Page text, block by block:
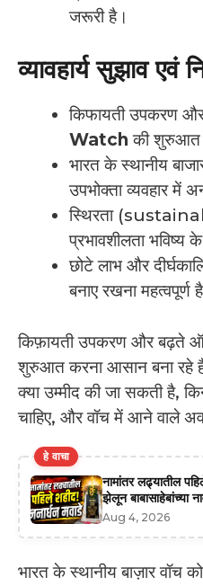
जरूरी है।
व्यावहार्य सुझाव एवं
किफायती उपकरण
Watch की शुरुआत
भारत के स्थानीय
उपभोक्ता व्यवहार में
स्थिरता
प्रभावशीलता भविष्य
छोटे लाभ और
बनाए रखना महत्वपूर्ण
किफ़ायती उपकरण और बढ़ते
शुरुआत करना आसान बना रहे
क्या उम्मीद की जा सकती है,
चाहिए, और वॉच में आने वाले
हे वाचा
नामांतर लढ्यातील
झेलून बाबासाहेबांच्या
Aug 4, 2026
भारत के स्थानीय बाज़ार वॉच